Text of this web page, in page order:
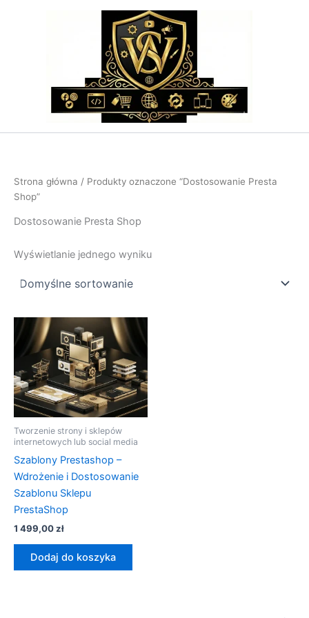
Strona główna / Produkty oznaczone “Dostosowanie Presta
Shop”
Dostosowanie Presta Shop
Wyświetlanie jednego wyniku
Tworzenie strony i sklepów
internetowych lub social media
Szablony Prestashop –
Wdrożenie i Dostosowanie
Szablonu Sklepu
PrestaShop
1 499,00zł
Dodaj do koszyka